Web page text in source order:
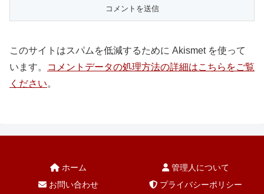
このサイトはスパムを低減するために Akismet を使って
います。
コメントデータの処理方法の詳細はこちらをご覧
ください。
ホーム
管理人について
お問い合わせ
プライバシーポリシー